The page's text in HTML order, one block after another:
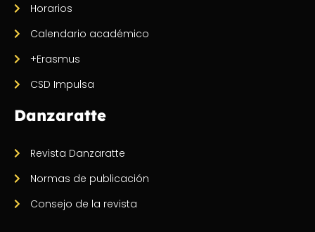
Horarios
Calendario académico
+Erasmus
CSD Impulsa
Danzaratte
Revista Danzaratte
Normas de publicación
Consejo de la revista